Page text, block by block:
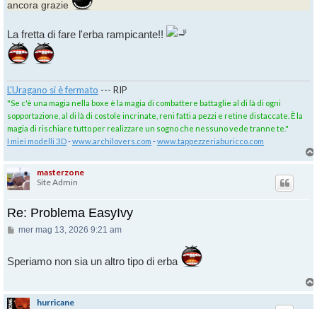
ancora grazie
La fretta di fare l'erba rampicante!!
L'Uragano si è fermato --- RIP
"Se c'è una magia nella boxe è la magia di combattere battaglie al di là di ogni
sopportazione, al di là di costole incrinate, reni fatti a pezzi e retine distaccate. È la
magia di rischiare tutto per realizzare un sogno che nessuno vede tranne te."
I miei modelli 3D-www.archilovers.com -www.tappezzeriaburicco.com
masterzone
Site Admin
Re: Problema EasyIvy
Messaggio
mer mag 13, 2026 9:21 am
Speriamo non sia un altro tipo di erba
hurricane